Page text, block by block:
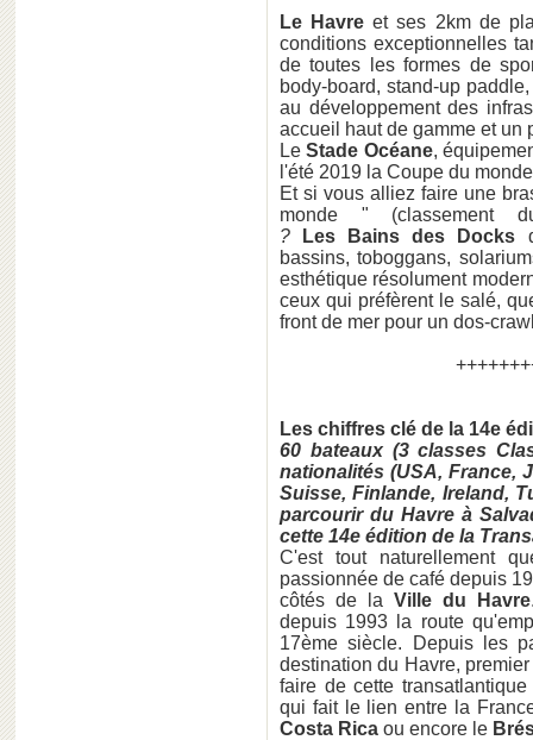
Le Havre et ses 2km de
conditions exceptionnelles
de toutes les formes de
body-board, stand-up
au développement des
accueil haut de gamme et un
LeStade Océane,
l'été 2019 la Coupe du
Et si vous alliez faire une
monde " (classement
?
Les Bains des Docks
bassins, toboggans,
esthétique résolument
ceux qui préfèrent le salé,
front de mer pour un dos-
Les chiffres clé de la 14e
60 bateaux (3 classes
nationalités (USA, France,
Suisse, Finlande, Ireland,
parcourir du Havre à
cette 14e édition de la
C'est tout naturellement
passionnée de café depuis
côtés de la Ville du Havre
depuis 1993 la route
17ème siècle. Depuis les
destination du Havre,
faire de cette
qui fait le lien entre la
Costa Rica ou encore le